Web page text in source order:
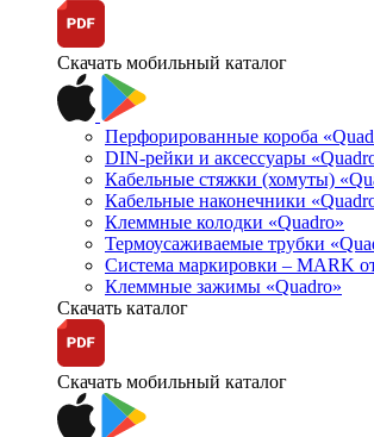
Скачать мобильный каталог
Перфорированные короба
DIN-рейки и аксессуары
Кабельные стяжки (хомуты)
Кабельные наконечники
Клеммные колодки «Quadro»
Термоусаживаемые трубки
Система маркировки – MARK
Клеммные зажимы «Quadro»
Скачать каталог
Скачать мобильный каталог